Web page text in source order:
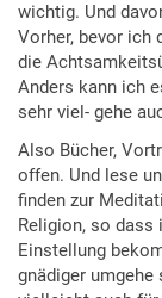
wichtig. Und
Vorher, bevor ich
die
Anders kann ich
sehr viel- gehe
Also Bücher,
offen. Und lese
finden zur
Religion, so dass
Einstellung
gnädiger umgehe